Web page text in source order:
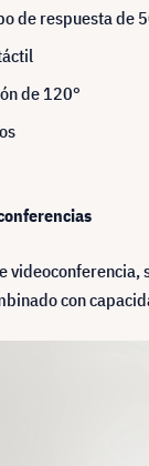
de respuesta de
de 120°
con